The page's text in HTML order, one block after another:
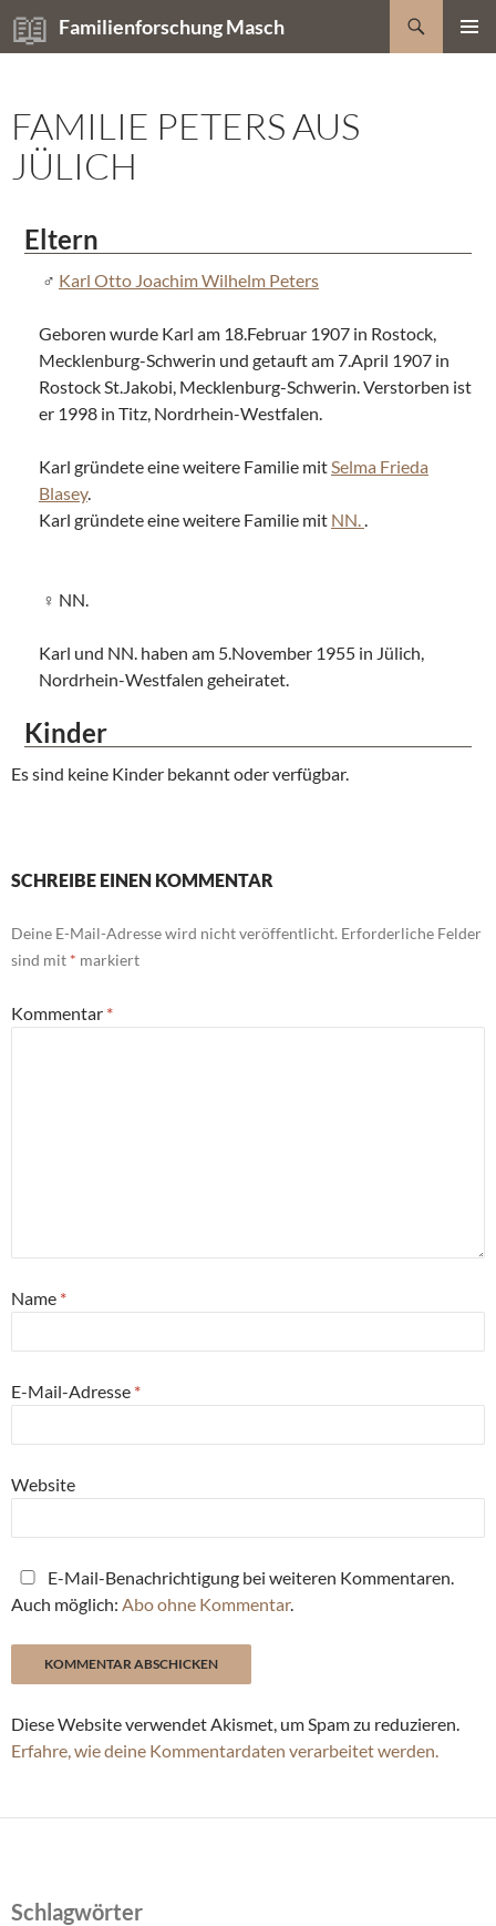
Zum
Inhalt
Familienforschung Masch
Suchen
FAMILIE PETERS AUS
JÜLICH
Eltern
Karl Otto Joachim Wilhelm Peters
Geboren wurde Karl am 18.Februar 1907 in Rostock,
Mecklenburg-Schwerin und getauft am 7.April 1907 in
Rostock St.Jakobi, Mecklenburg-Schwerin. Verstorben ist
er 1998 in Titz, Nordrhein-Westfalen.
Karl gründete eine weitere Familie mitSelma Frieda
Blasey.
Karl gründete eine weitere Familie mit NN..
NN.
Karl und NN. haben am 5.November 1955 in Jülich,
Nordrhein-Westfalen geheiratet.
Kinder
Es sind keine Kinder bekannt oder verfügbar.
SCHREIBE EINEN KOMMENTAR
Deine E-Mail-Adresse wird nicht veröffentlicht. Erforderliche Felder
sind mit * markiert
Kommentar *
Name *
E-Mail-Adresse *
Website
E-Mail-Benachrichtigung bei weiteren Kommentaren.
Auch möglich: Abo ohne Kommentar.
Diese Website verwendet Akismet, um Spam zu reduzieren.
Erfahre, wie deine Kommentardaten verarbeitet werden.
Schlagwörter